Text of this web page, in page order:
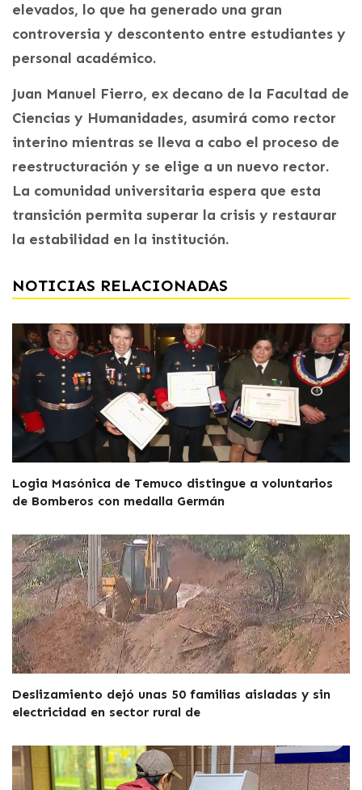
elevados, lo que ha generado una gran
controversia y descontento entre estudiantes y
personal académico.
Juan Manuel Fierro, ex decano de la Facultad de
Ciencias y Humanidades, asumirá como rector
interino mientras se lleva a cabo el proceso de
reestructuración y se elige a un nuevo rector.
La comunidad universitaria espera que esta
transición permita superar la crisis y restaurar
la estabilidad en la institución.
NOTICIAS RELACIONADAS
Logia Masónica de Temuco distingue a voluntarios
de Bomberos con medalla Germán
Deslizamiento dejó unas 50 familias aisladas y sin
electricidad en sector rural de